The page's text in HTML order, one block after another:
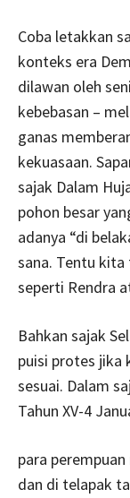
Coba letakkan
konteks era
dilawan oleh
kebebasan –
ganas
kekuasaan.
sajak Dalam
pohon besar
adanya “di
sana. Tentu kita
seperti Rendra
Bahkan sajak
puisi protes jika
sesuai. Dalam
Tahun XV-4
para
dan di telapak